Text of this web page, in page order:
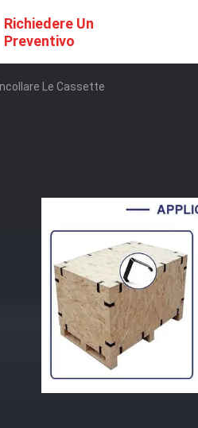
Richiedere Un
Preventivo
Le Cassette